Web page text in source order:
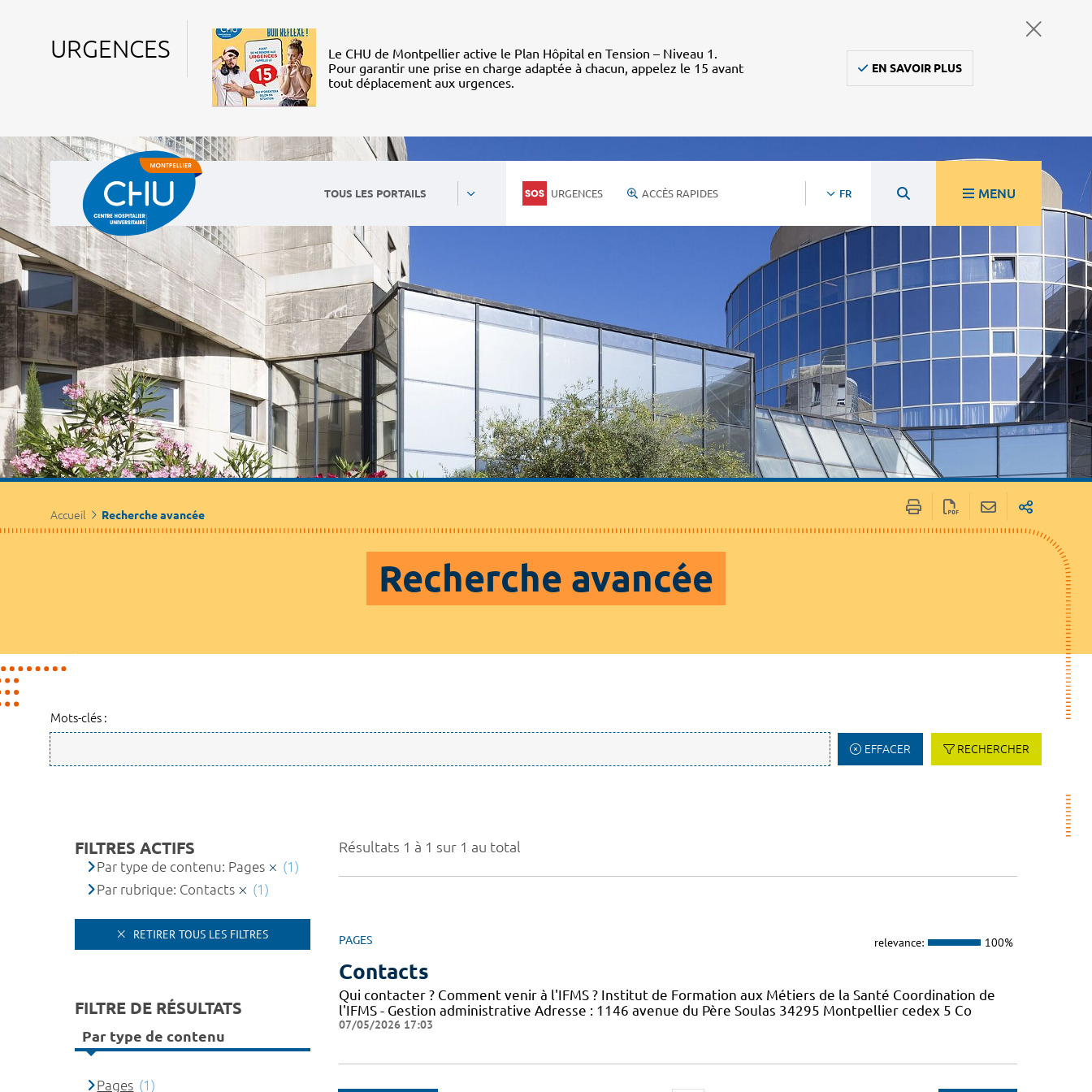
URGENCES
Le CHU de Montpellier active le Plan Hôpital en Tension – Niveau 1.
Pour garantir une prise en charge adaptée à chacun, appelez le 15 avant
tout déplacement aux urgences.
EN SAVOIR PLUS
TOUS LES PORTAILS URGENCES ACCÈS RAPIDES FR MENU
Accueil Recherche avancée
Recherche avancée
Mots-clés :
EFFACER RECHERCHER
Résultats 1 à 1 sur 1 au total
PAGES relevance: 100%
Contacts
Qui contacter ? Comment venir à l'IFMS ? Institut de Formation aux Métiers de la Santé Coordination de
l'IFMS - Gestion administrative Adresse : 1146 avenue du Père Soulas 34295 Montpellier cedex 5 Co
07/05/2026 17:03
FILTRES ACTIFS
Par type de contenu: Pages
(1)
Par rubrique: Contacts
(1)
RETIRER TOUS LES FILTRES
FILTRE DE RÉSULTATS
Par type de contenu
Pages (1)